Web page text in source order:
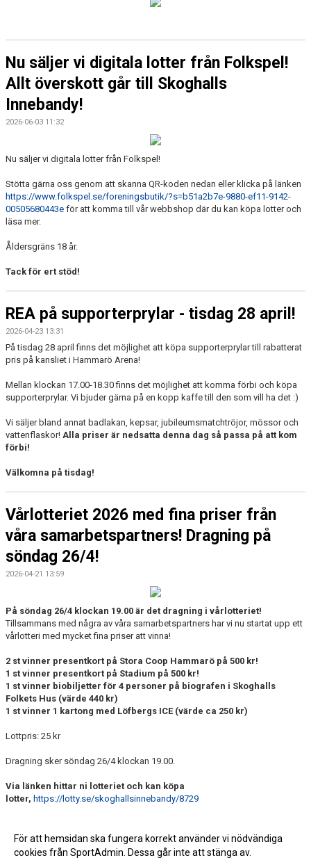
Nu säljer vi digitala lotter från Folkspel!
Allt överskott går till Skoghalls
Innebandy!
2026-06-03 11:32
Nu säljer vi digitala lotter från Folkspel!
Stötta gärna oss genom att skanna QR-koden nedan eller klicka på länken
https://www.folkspel.se/foreningsbutik/?s=b51a2b7e-9880-ef11-9142-
00505680443e för att komma till vår webbshop där du kan köpa lotter och
läsa mer.
Åldersgräns 18 år.
Tack för ert stöd!
REA på supporterprylar - tisdag 28 april!
2026-04-23 13:31
På tisdag 28 april finns det möjlighet att köpa supporterprylar till rabatterat
pris på kansliet i Hammarö Arena!
Mellan klockan 17.00-18.30 finns det möjlighet att komma förbi och köpa
supporterprylar. Vi bjuder gärna på en kopp kaffe till den som vill ha det :)
Vi säljer bland annat badlakan, kepsar, jubileumsmatchtröjor, mössor och
vattenflaskor! Alla priser är nedsatta denna dag så passa på att kom
förbi!
Välkomna på tisdag!
Vårlotteriet 2026 med fina priser från
våra samarbetspartners! Dragning på
söndag 26/4!
2026-04-21 13:59
På söndag 26/4 klockan 19.00 är det dragning i vårlotteriet!
Tillsammans med några av våra samarbetspartners har vi nu startat upp ett
vårlotteri med mycket fina priser att vinna!
2 st vinner presentkort på Stora Coop Hammarö på 500 kr!
1 st vinner presentkort på Stadium på 500 kr!
1 st vinner biobiljetter för 4 personer på biografen i Skoghalls
Folkets Hus (värde 440 kr)
1 st vinner 1 kartong med Löfbergs ICE (värde ca 250 kr)
Lottpris: 25 kr
Dragning sker söndag 26/4 klockan 19.00.
Via länken hittar ni lotteriet och kan köpa
lotter, https://lotty.se/skoghallsinnebandy/8729
För att hemsidan ska fungera korrekt använder vi nödvändiga
cookies från SportAdmin. Dessa går inte att stänga av.